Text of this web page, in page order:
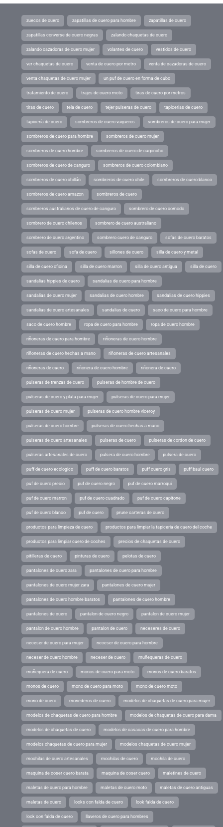
zuecos de cuero zapatillas de cuero para hombre zapatillas de cuero
zapatillas converse de cuero negras zalando chaquetas de cuero
zalando cazadoras de cuero mujer volantes de cuero vestidos de cuero
ver chaquetas de cuero venta de cuero por metro venta de cazadoras de cuero
venta chaquetas de cuero mujer un puf de cuero en forma de cubo
tratamiento de cuero trajes de cuero moto tiras de cuero por metros
tiras de cuero tela de cuero tejer pulseras de cuero tapicerias de cuero
tapicería de cuero sombreros de cuero vaqueros sombreros de cuero para mujer
sombreros de cuero para hombre sombreros de cuero mujer
sombreros de cuero hombre sombreros de cuero de carpincho
sombreros de cuero de canguro sombreros de cuero colombiano
sombreros de cuero chillán sombreros de cuero chile sombreros de cuero blanco
sombreros de cuero amazon sombreros de cuero
sombreros australianos de cuero de canguro sombrero de cuero comodo
sombrero de cuero chilenos sombrero de cuero australiano
sombrero de cuero argentino sombrero cuero de canguro sofas de cuero baratos
sofas de cuero sofa de cuero sillones de cuero silla de cuero y metal
silla de cuero oficina silla de cuero marron silla de cuero antigua silla de cuero
sandalias hippies de cuero sandalias de cuero para hombre
sandalias de cuero mujer sandalias de cuero hombre sandalias de cuero hippies
sandalias de cuero artesanales sandalias de cuero saco de cuero para hombre
saco de cuero hombre ropa de cuero para hombre ropa de cuero hombre
riñoneras de cuero para hombre riñoneras de cuero hombre
riñoneras de cuero hechas a mano riñoneras de cuero artesanales
riñoneras de cuero riñonera de cuero hombre riñonera de cuero
pulseras de trenzas de cuero pulseras de hombre de cuero
pulseras de cuero y plata para mujer pulseras de cuero para mujer
pulseras de cuero mujer pulseras de cuero hombre viceroy
pulseras de cuero hombre pulseras de cuero hechas a mano
pulseras de cuero artesanales pulseras de cuero pulseras de cordon de cuero
pulseras artesanales de cuero pulsera de cuero hombre pulsera de cuero
puff de cuero ecologico puff de cuero baratos puff cuero gris puff baul cuero
puf de cuero precio puf de cuero negro puf de cuero marroqui
puf de cuero marron puf de cuero cuadrado puf de cuero capitone
puf de cuero blanco puf de cuero prune carteras de cuero
productos para limpieza de cuero productos para limpiar la tapiceria de cuero del coche
productos para limpiar cuero de coches precios de chaquetas de cuero
pitilleras de cuero pinturas de cuero pelotas de cuero
pantalones de cuero zara pantalones de cuero para hombre
pantalones de cuero mujer zara pantalones de cuero mujer
pantalones de cuero hombre baratos pantalones de cuero hombre
pantalones de cuero pantalon de cuero negro pantalon de cuero mujer
pantalon de cuero hombre pantalon de cuero neceseres de cuero
neceser de cuero para mujer neceser de cuero para hombre
neceser de cuero hombre neceser de cuero muñequeras de cuero
muñequera de cuero monos de cuero para moto monos de cuero baratos
monos de cuero mono de cuero para moto mono de cuero moto
mono de cuero monederos de cuero modelos de chaquetas de cuero para mujer
modelos de chaquetas de cuero para hombre modelos de chaquetas de cuero para dama
modelos de chaquetas de cuero modelos de casacas de cuero para hombre
modelos chaquetas de cuero para mujer modelos chaquetas de cuero mujer
mochilas de cuero artesanales mochilas de cuero mochila de cuero
maquina de coser cuero barata maquina de coser cuero maletines de cuero
maletas de cuero para hombre maletas de cuero moto maletas de cuero antiguas
maletas de cuero looks con falda de cuero look falda de cuero
look con falda de cuero llaveros de cuero para hombres